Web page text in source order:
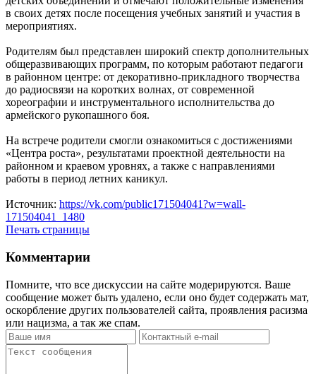
в своих детях после посещения учебных занятий и участия в
мероприятиях.
Родителям был представлен широкий спектр дополнительных
общеразвивающих программ, по которым работают педагоги
в районном центре: от декоративно-прикладного творчества
до радиосвязи на коротких волнах, от современной
хореографии и инструментального исполнительства до
армейского рукопашного боя.
На встрече родители смогли ознакомиться с достижениями
«Центра роста», результатами проектной деятельности на
районном и краевом уровнях, а также с направлениями
работы в период летних каникул.
Источник: https://vk.com/public171504041?w=wall-
171504041_1480
Печать страницы
Комментарии
Помните, что все дискуссии на сайте модерируются. Ваше
сообщение может быть удалено, если оно будет содержать мат,
оскорбление других пользователей сайта, проявления расизма
или нацизма, а так же спам.